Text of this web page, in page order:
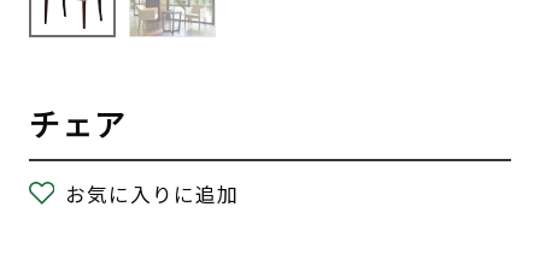
チェア
お気に入りに追加